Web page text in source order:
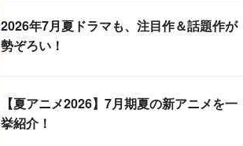
2026年7月夏ドラマも、注目作＆話題作が
勢ぞろい！
【夏アニメ2026】7月期夏の新アニメを一
挙紹介！